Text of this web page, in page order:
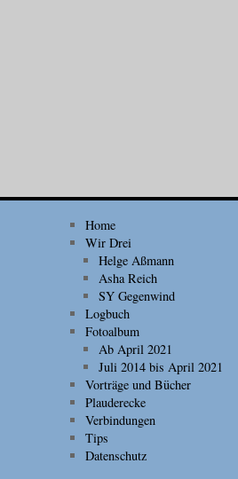
Home
Wir Drei
Helge Aßmann
Asha Reich
SY Gegenwind
Logbuch
Fotoalbum
Ab April 2021
Juli 2014 bis April 2021
Vorträge und Bücher
Plauderecke
Verbindungen
Tips
Datenschutz